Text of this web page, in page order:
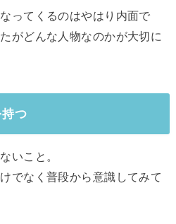
ってくるのはやはり内面で
がどんな人物なのかが大切に
つ
いこと。
でなく普段から意識してみて